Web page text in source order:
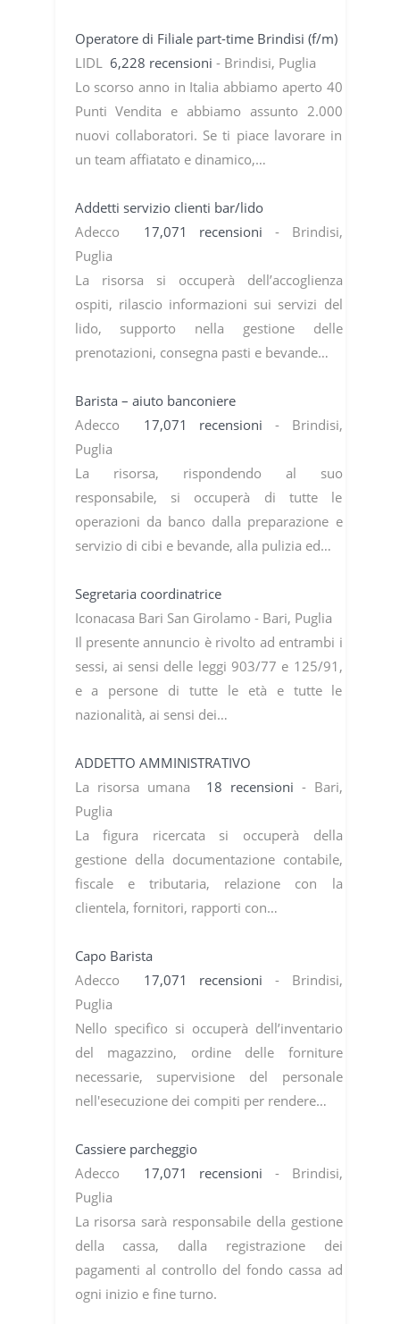
Operatore di Filiale part-time Brindisi (f/m)
LIDL 6,228 recensioni - Brindisi, Puglia
Lo scorso anno in Italia abbiamo aperto 40
Punti Vendita e abbiamo assunto 2.000
nuovi collaboratori. Se ti piace lavorare in
un team affiatato e dinamico,…
Addetti servizio clienti bar/lido
Adecco 17,071 recensioni - Brindisi,
Puglia
La risorsa si occuperà dell’accoglienza
ospiti, rilascio informazioni sui servizi del
lido, supporto nella gestione delle
prenotazioni, consegna pasti e bevande…
Barista – aiuto banconiere
Adecco 17,071 recensioni - Brindisi,
Puglia
La risorsa, rispondendo al suo
responsabile, si occuperà di tutte le
operazioni da banco dalla preparazione e
servizio di cibi e bevande, alla pulizia ed…
Segretaria coordinatrice
Iconacasa Bari San Girolamo - Bari, Puglia
Il presente annuncio è rivolto ad entrambi i
sessi, ai sensi delle leggi 903/77 e 125/91,
e a persone di tutte le età e tutte le
nazionalità, ai sensi dei…
ADDETTO AMMINISTRATIVO
La risorsa umana 18 recensioni - Bari,
Puglia
La figura ricercata si occuperà della
gestione della documentazione contabile,
fiscale e tributaria, relazione con la
clientela, fornitori, rapporti con…
Capo Barista
Adecco 17,071 recensioni - Brindisi,
Puglia
Nello specifico si occuperà dell’inventario
del magazzino, ordine delle forniture
necessarie, supervisione del personale
nell'esecuzione dei compiti per rendere…
Cassiere parcheggio
Adecco 17,071 recensioni - Brindisi,
Puglia
La risorsa sarà responsabile della gestione
della cassa, dalla registrazione dei
pagamenti al controllo del fondo cassa ad
ogni inizio e fine turno.